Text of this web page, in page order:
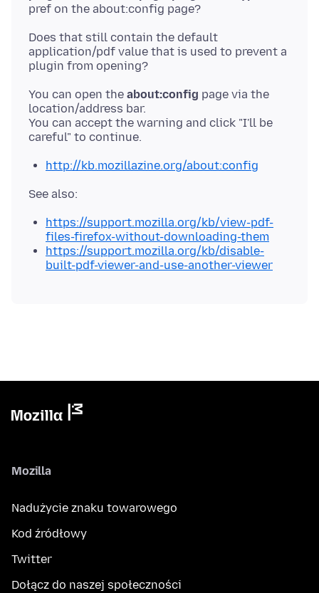
Does that still contain the default
application/pdf value that is used to prevent a
You can open the about:config page via the
location/address bar.
You can accept the warning and click "I'll be
http://kb.mozillazine.org/about:config
https://support.mozilla.org/kb/view-pdf-
files-firefox-without-downloading-them
https://support.mozilla.org/kb/disable-
built-pdf-viewer-and-use-another-viewer
Mozilla
Nadużycie znaku towarowego
Kod źródłowy
Twitter
Dołącz do naszej społeczności